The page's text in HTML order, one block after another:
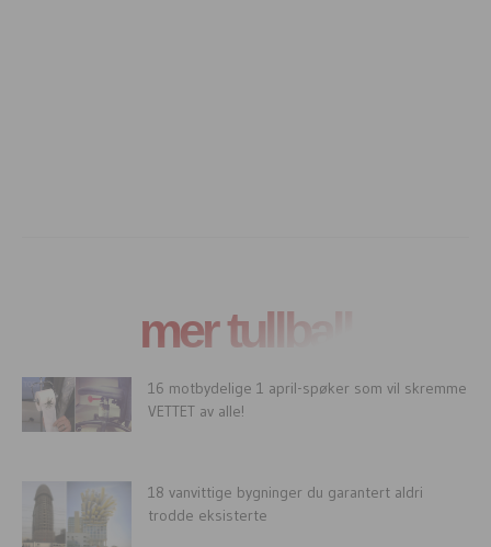
mer tullball
16 motbydelige 1 april-spøker som vil skremme
VETTET av alle!
18 vanvittige bygninger du garantert aldri
trodde eksisterte